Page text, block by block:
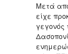
Μετά
είχε
γεγονός